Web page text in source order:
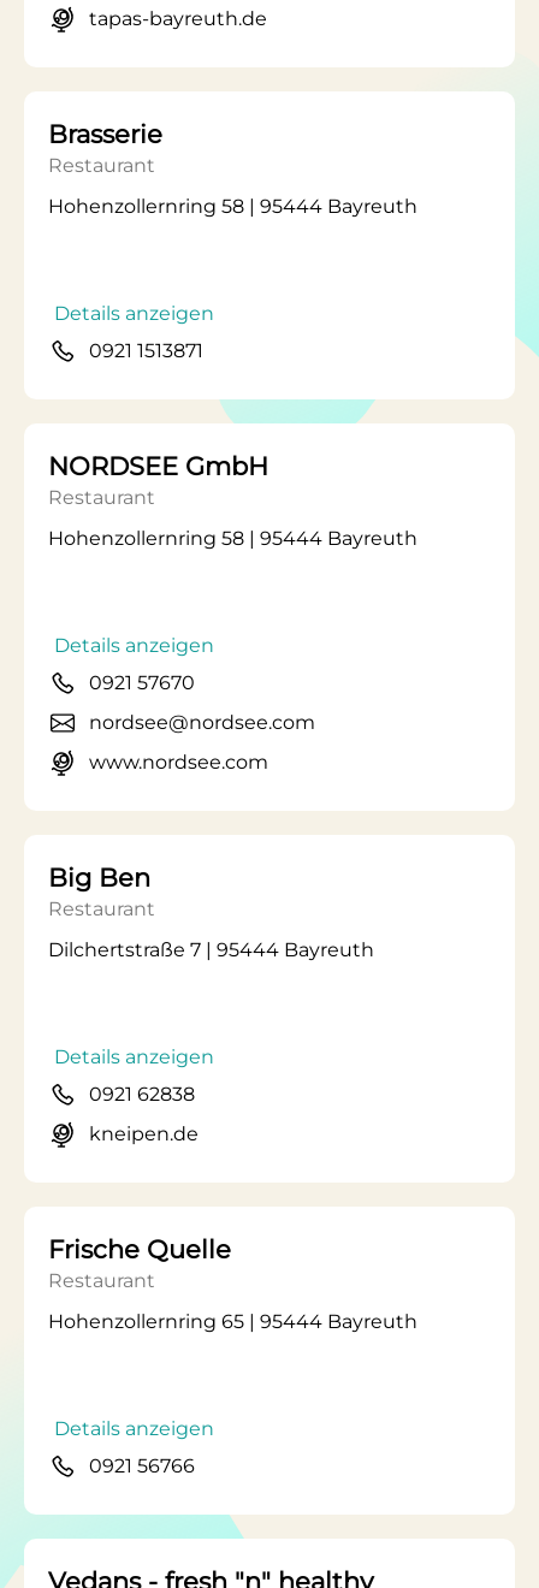
tapas-bayreuth.de
Brasserie
Restaurant
Hohenzollernring 58 | 95444 Bayreuth
Details anzeigen
0921 1513871
NORDSEE GmbH
Restaurant
Hohenzollernring 58 | 95444 Bayreuth
Details anzeigen
0921 57670
nordsee@nordsee.com
www.nordsee.com
Big Ben
Restaurant
Dilchertstraße 7 | 95444 Bayreuth
Details anzeigen
0921 62838
kneipen.de
Frische Quelle
Restaurant
Hohenzollernring 65 | 95444 Bayreuth
Details anzeigen
0921 56766
Vedans - fresh "n" healthy